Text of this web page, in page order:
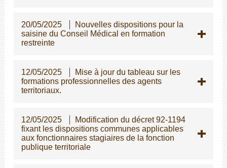
20/05/2025
Nouvelles dispositions pour la
saisine du Conseil Médical en formation
restreinte
12/05/2025
Mise à jour du tableau sur les
formations professionnelles des agents
territoriaux.
12/05/2025
Modification du décret 92-1194
fixant les dispositions communes applicables
aux fonctionnaires stagiaires de la fonction
publique territoriale